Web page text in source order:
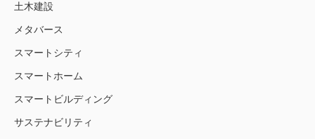
土木建設
メタバース
スマートシティ
スマートホーム
スマートビルディング
サステナビリティ